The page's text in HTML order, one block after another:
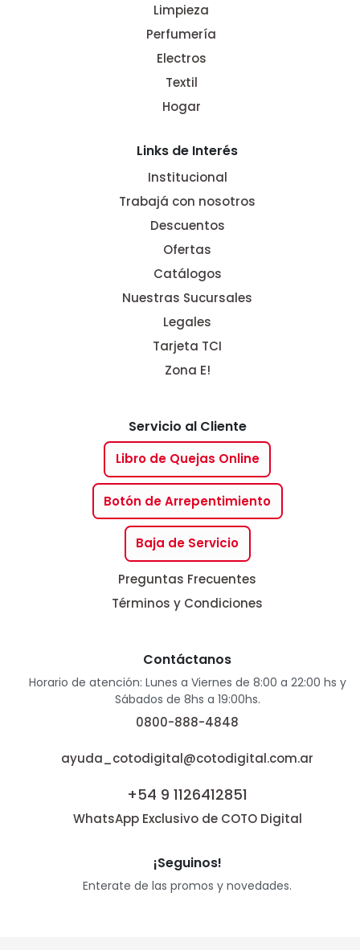
Limpieza
Perfumería
Electros
Textil
Hogar
Links de Interés
Institucional
Trabajá con nosotros
Descuentos
Ofertas
Catálogos
Nuestras Sucursales
Legales
Tarjeta TCI
Zona E!
Servicio al Cliente
Libro de Quejas Online
Botón de Arrepentimiento
Baja de Servicio
Preguntas Frecuentes
Términos y Condiciones
Contáctanos
Horario de atención: Lunes a Viernes de 8:00 a 22:00 hs y
Sábados de 8hs a 19:00hs.
0800-888-4848
ayuda_cotodigital@cotodigital.com.ar
+54 9 1126412851
WhatsApp Exclusivo de COTO Digital
¡Seguinos!
Enterate de las promos y novedades.